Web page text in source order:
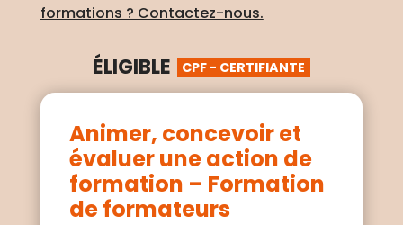
formations ? Contactez-nous.
ÉLIGIBLE CPF - CERTIFIANTE
Animer, concevoir et
évaluer une action de
formation – Formation
de formateurs